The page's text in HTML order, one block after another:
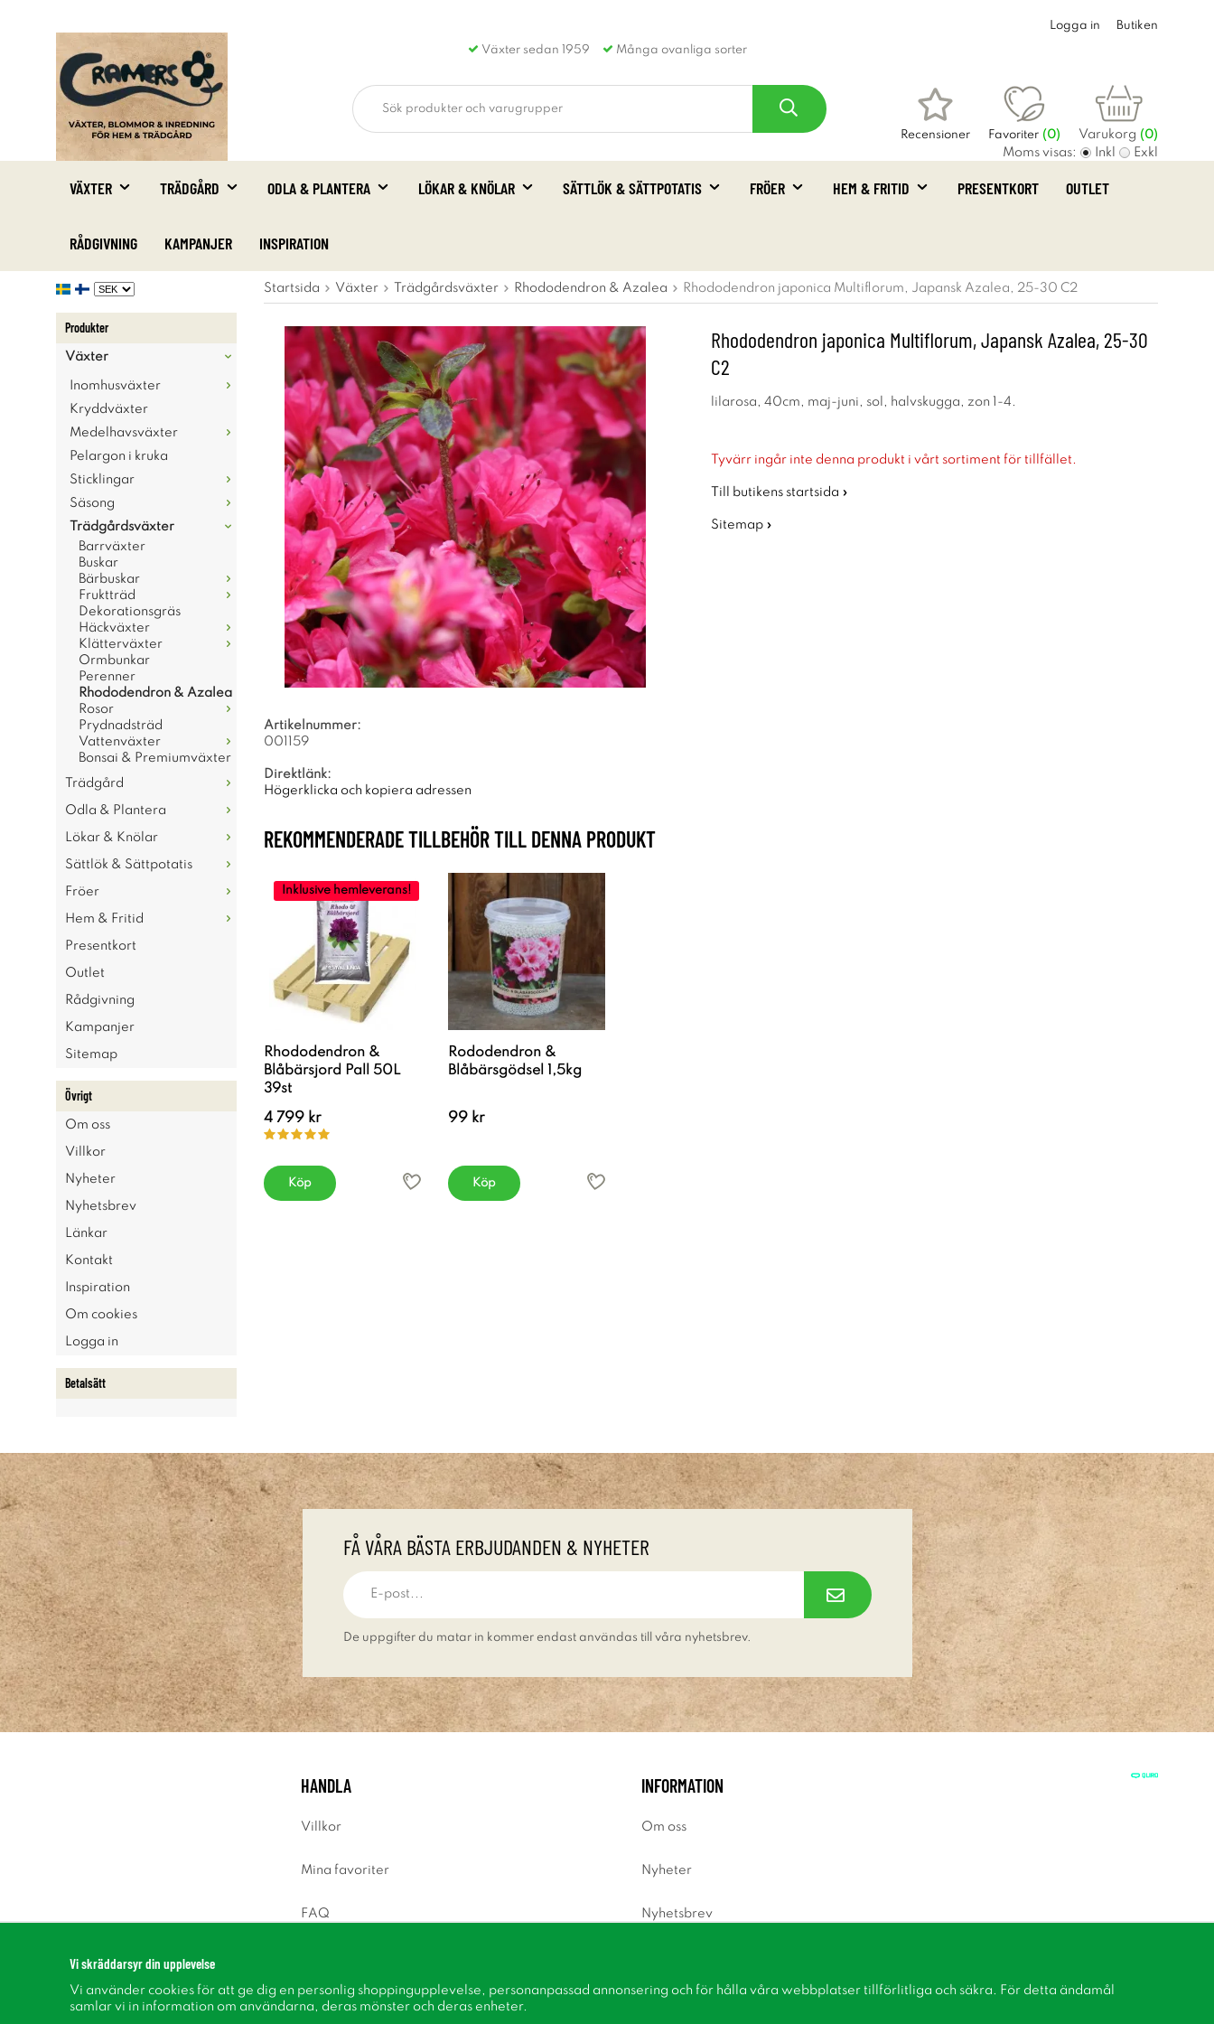
Växter sedan 1959 Många ovanliga sorter
Logga in Butiken
Recensioner Favoriter (0) Varukorg (0)
Moms visas: Inkl Exkl
VÄXTER TRÄDGÅRD ODLA & PLANTERA LÖKAR & KNÖLAR SÄTTLÖK & SÄTTPOTATIS FRÖER HEM & FRITID PRESENTKORT OUTLET
RÅDGIVNING KAMPANJER INSPIRATION
Produkter
Växter
Inomhusväxter
Kryddväxter
Medelhavsväxter
Pelargon i kruka
Sticklingar
Säsong
Trädgårdsväxter
Barrväxter
Buskar
Bärbuskar
Fruktträd
Dekorationsgräs
Häckväxter
Klätterväxter
Ormbunkar
Perenner
Rhododendron & Azalea
Rosor
Prydnadsträd
Vattenväxter
Bonsai & Premiumväxter
Trädgård
Odla & Plantera
Lökar & Knölar
Sättlök & Sättpotatis
Fröer
Hem & Fritid
Presentkort
Outlet
Rådgivning
Kampanjer
Sitemap
Övrigt
Om oss
Villkor
Nyheter
Nyhetsbrev
Länkar
Kontakt
Inspiration
Om cookies
Logga in
Betalsätt
Startsida Växter Trädgårdsväxter Rhododendron & Azalea Rhododendron japonica Multiflorum, Japansk Azalea, 25-30 C2
Rhododendron japonica Multiflorum, Japansk Azalea, 25-30
C2
lilarosa, 40cm, maj-juni, sol, halvskugga, zon 1-4.
Tyvärr ingår inte denna produkt i vårt sortiment för tillfället.
Till butikens startsida »
Sitemap »
Artikelnummer:
001159
Direktlänk:
Högerklicka och kopiera adressen
REKOMMENDERADE TILLBEHÖR TILL DENNA PRODUKT
Inklusive hemleverans!
Rhododendron &
Blåbärsjord Pall 50L
39st
4 799 kr
Köp
Rododendron &
Blåbärsgödsel 1,5kg
99 kr
Köp
FÅ VÅRA BÄSTA ERBJUDANDEN & NYHETER
De uppgifter du matar in kommer endast användas till våra nyhetsbrev.
HANDLA
Villkor
Mina favoriter
FAQ
INFORMATION
Om oss
Nyheter
Nyhetsbrev
Inspiration
Vi skräddarsyr din upplevelse
Vi använder cookies för att ge dig en personlig shoppingupplevelse, personanpassad annonsering och för hålla våra webbplatser tillförlitliga och säkra. För detta ändamål
samlar vi in information om användarna, deras mönster och deras enheter.